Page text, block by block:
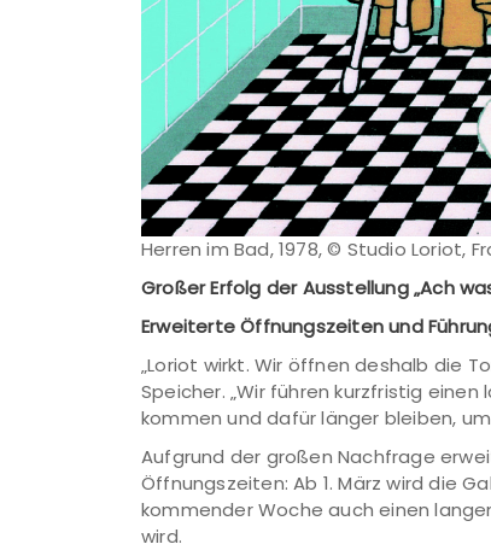
Herren im Bad, 1978, © Studio Loriot,
Großer Erfolg der Ausstellung „Ach
Erweiterte Öffnungszeiten und
„Loriot wirkt. Wir öffnen deshalb die
Speicher. „Wir führen kurzfristig
kommen und dafür länger bleiben,
Aufgrund der großen Nachfrage
Öffnungszeiten: Ab 1. März wird die
kommender Woche auch einen
wird.